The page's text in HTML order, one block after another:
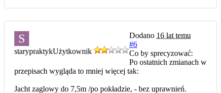
S
starypraktykUżytkownik
Dodano 16 lat temu
#6
Co by sprecyzować:
Po ostatnich zmianach w
przepisach wygląda to mniej więcej tak:
Jacht zaglowy do 7,5m /po pokładzie, - bez uprawnień.